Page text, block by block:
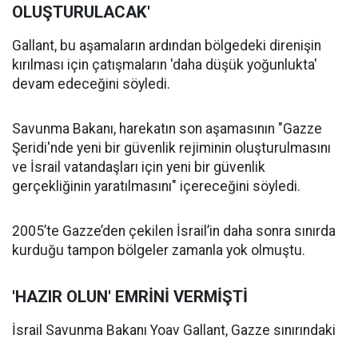
OLUŞTURULACAK'
Gallant, bu aşamaların ardından bölgedeki direnişin
kırılması için çatışmaların 'daha düşük yoğunlukta'
devam edeceğini söyledi.
Savunma Bakanı, harekatın son aşamasının "Gazze
Şeridi'nde yeni bir güvenlik rejiminin oluşturulmasını
ve İsrail vatandaşları için yeni bir güvenlik
gerçekliğinin yaratılmasını" içereceğini söyledi.
2005’te Gazze’den çekilen İsrail’in daha sonra sınırda
kurduğu tampon bölgeler zamanla yok olmuştu.
'HAZIR OLUN' EMRİNİ VERMİŞTİ
İsrail Savunma Bakanı Yoav Gallant, Gazze sınırındaki